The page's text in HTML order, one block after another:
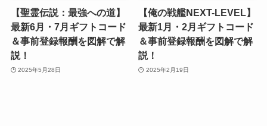
【聖霊伝説：最強への道】
最新6月・7月ギフトコード
＆事前登録報酬を図解で解
説！
2025年5月28日
【俺の戦艦NEXT-LEVEL】
最新1月・2月ギフトコード
＆事前登録報酬を図解で解
説！
2025年2月19日